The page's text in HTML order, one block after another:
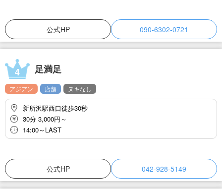
公式HP 090-6302-0721
4 足満足
アジアン 店舗 ヌキなし
新所沢駅西口徒歩30秒
30分 3,000円～
14:00～LAST
公式HP 042-928-5149